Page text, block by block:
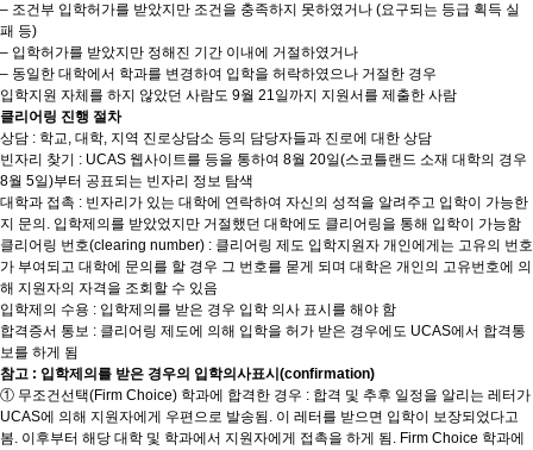
– 조건부 입학허가를 받았지만 조건을 충족하지 못하였거나 (요구되는 등급 획득 실
패 등)
– 입학허가를 받았지만 정해진 기간 이내에 거절하였거나
– 동일한 대학에서 학과를 변경하여 입학을 허락하였으나 거절한 경우
입학지원 자체를 하지 않았던 사람도 9월 21일까지 지원서를 제출한 사람
클리어링 진행 절차
상담 : 학교, 대학, 지역 진로상담소 등의 담당자들과 진로에 대한 상담
빈자리 찾기 : UCAS 웹사이트를 등을 통하여 8월 20일(스코틀랜드 소재 대학의 경우
8월 5일)부터 공표되는 빈자리 정보 탐색
대학과 접촉 : 빈자리가 있는 대학에 연락하여 자신의 성적을 알려주고 입학이 가능한
지 문의. 입학제의를 받았었지만 거절했던 대학에도 클리어링을 통해 입학이 가능함
클리어링 번호(clearing number) : 클리어링 제도 입학지원자 개인에게는 고유의 번호
가 부여되고 대학에 문의를 할 경우 그 번호를 묻게 되며 대학은 개인의 고유번호에 의
해 지원자의 자격을 조회할 수 있음
입학제의 수용 : 입학제의를 받은 경우 입학 의사 표시를 해야 함
합격증서 통보 : 클리어링 제도에 의해 입학을 허가 받은 경우에도 UCAS에서 합격통
보를 하게 됨
참고 : 입학제의를 받은 경우의 입학의사표시(confirmation)
① 무조건선택(Firm Choice) 학과에 합격한 경우 : 합격 및 추후 일정을 알리는 레터가
UCAS에 의해 지원자에게 우편으로 발송됨. 이 레터를 받으면 입학이 보장되었다고
봄. 이후부터 해당 대학 및 학과에서 지원자에게 접촉을 하게 됨. Firm Choice 학과에